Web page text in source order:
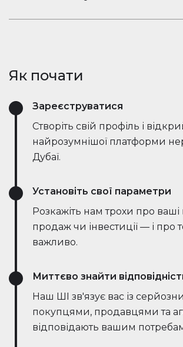
швидшими та ефективнішими, ніж
запитання, діліться оголошеннями
одному місці.
Як почати
Зареєструватися
Створіть свій профіль і
найрозумнішої платформи
Дубаї.
Установіть свої параметри
Розкажіть нам трохи про ваші
продаж чи інвестиції — і про
важливо.
Миттєво знайти
Наш ШІ зв'язує вас із
покупцями, продавцями та
відповідають вашим